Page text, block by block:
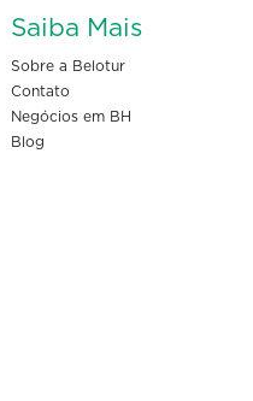
Saiba Mais
Sobre a Belotur
Contato
Negócios em BH
Blog